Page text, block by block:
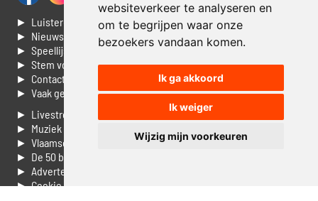
websiteverkeer te analyseren en
om te begrijpen waar onze
bezoekers vandaan komen.
Ik ga akkoord
Ik weiger
Wijzig mijn voorkeuren
► Luisteren naar Jouwradio
► Nieuws
► Speellijst
► Stem voor de Dag top 3
► Contacteer ons
► Vaak gestelde vragen
► Livestream informatie
► Muziek opzoeken
► Vlaamse 100 Aller tijden
► De 50 beste van...
► Adverteren op Jouwradio
► Cookie voorkeuren wijzigen